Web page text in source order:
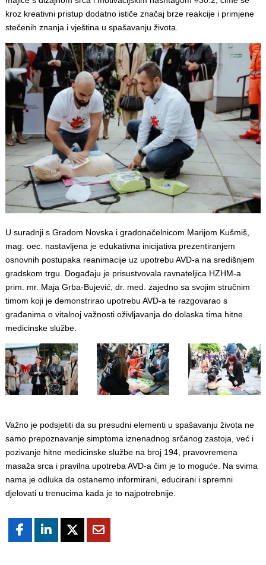
kroz kreativni pristup dodatno ističe značaj brze reakcije i primjene
stečenih znanja i vještina u spašavanju života.
U suradnji s Gradom Novska i gradonačelnicom Marijom Kušmiš,
mag. oec. nastavljena je edukativna inicijativa prezentiranjem
osnovnih postupaka reanimacije uz upotrebu AVD-a na središnjem
gradskom trgu. Događaju je prisustvovala ravnateljica HZHM-a
prim. mr. Maja Grba-Bujević, dr. med. zajedno sa svojim stručnim
timom koji je demonstrirao upotrebu AVD-a te razgovarao s
građanima o vitalnoj važnosti oživljavanja do dolaska tima hitne
medicinske službe.
Važno je podsjetiti da su presudni elementi u spašavanju života ne
samo prepoznavanje simptoma iznenadnog srčanog zastoja, već i
pozivanje hitne medicinske službe na broj 194, pravovremena
masaža srca i pravilna upotreba AVD-a čim je to moguće. Na svima
nama je odluka da ostanemo informirani, educirani i spremni
djelovati u trenucima kada je to najpotrebnije.